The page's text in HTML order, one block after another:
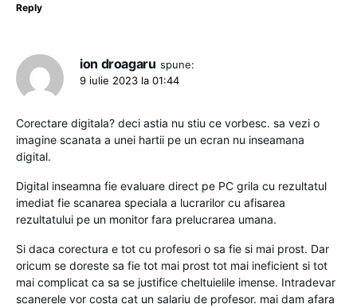
Reply
ion droagaru spune:
9 iulie 2023 la 01:44
Corectare digitala? deci astia nu stiu ce vorbesc. sa vezi o
imagine scanata a unei hartii pe un ecran nu inseamana
digital.
Digital inseamna fie evaluare direct pe PC grila cu rezultatul
imediat fie scanarea speciala a lucrarilor cu afisarea
rezultatului pe un monitor fara prelucrarea umana.
Si daca corectura e tot cu profesori o sa fie si mai prost. Dar
oricum se doreste sa fie tot mai prost tot mai ineficient si tot
mai complicat ca sa se justifice cheltuielile imense. Intradevar
scanerele vor costa cat un salariu de profesor. mai dam afara